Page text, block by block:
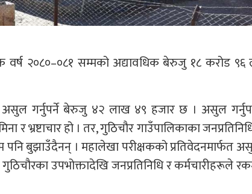
वर्ष २०८०–०८१ सम्मको अद्यावधिक बेरुजु १८ करोड
असुल गर्नुपर्ने बेरुजु ४२ लाख ४९ हजार छ । असुल
र भ्रष्टाचार हो । तर, गुठिचौर गाउँपालिकाका
बुझाउँदैनन् । महालेखा परीक्षकको प्रतिवेदनमार्फत
उपभोक्तादेखि जनप्रतिनिधि र कर्मचारीहरूले